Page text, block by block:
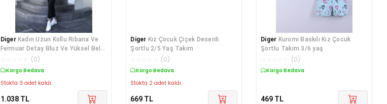
Diger Kadın Uzun Kollu Ribana Ve
Fermuar Detay Bluz Ve Yüksel Bel
(0)
Kargo Bedava
Stokta 3 adet kaldı.
1.038 TL
Diger Kız Çocuk Çiçek Desenli
Şortlu 2/5 Yaş Takım
(0)
Kargo Bedava
Stokta 2 adet kaldı.
669 TL
Diger Kuromi Baskılı Kız Çocuk
Şortlu Takım 3/6 yaş
(0)
Kargo Bedava
469 TL